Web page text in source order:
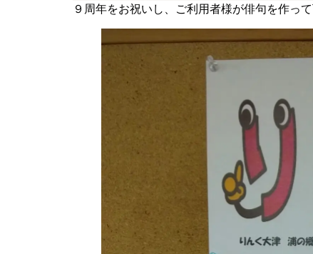
９周年をお祝いし、ご利用者様が俳句を作っ